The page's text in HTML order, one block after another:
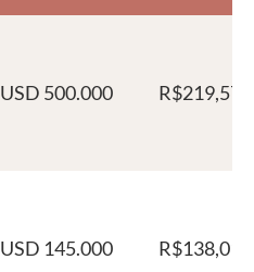
USD 500.000 R$219,57
USD 145.000 R$138,01